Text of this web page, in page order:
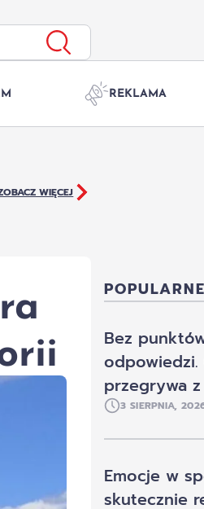
REKLAMA
WIĘCEJ
POPULARNE
Bez
odpowiedzi.
przegrywa
3 SIERPNIA,
Emocje w
skutecznie